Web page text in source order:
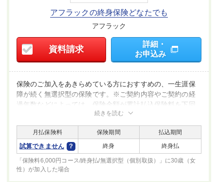
アフラックの終身保険どなたでも
アフラック
資料請求
詳細・
お申込み
保険のご加入をあきらめている方におすすめの、一生涯保
障が続く無選択型の保険です。※ご契約内容やご契約の経
過年数などによっては、保険金額が累計払込保険料を下回
る場合がありますのでご注意ください。
続きを読む
月払保険料 保険期間 払込期間
試算できません 終身 終身払
「保険料6,000円コース/終身払/無選択型（個別取扱）」に30歳（女
性）が加入した場合